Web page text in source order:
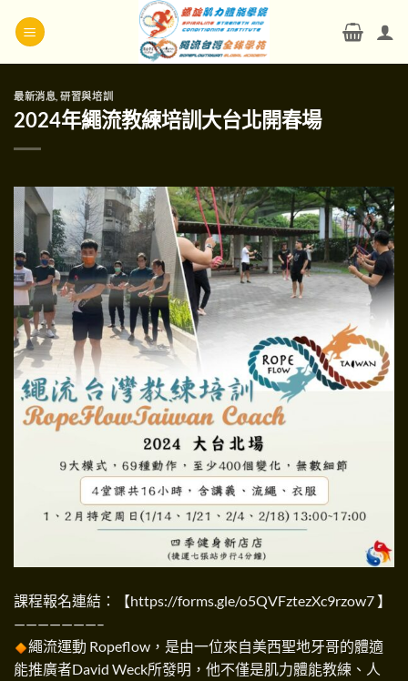
最新消息 ,研習與培訓
2024年繩流教練培訓大台北開春場
課程報名連結：【https://forms.gle/o5QVFztezXc9rzow7】
———————–
繩流運動 Ropeflow，是由一位來自美西聖地牙哥的體適
能推廣者David Weck所發明，他不僅是肌力體能教練、人